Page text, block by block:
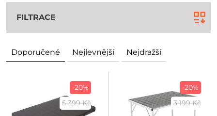
FILTRACE
Doporučené Nejlevnější Nejdražší
-20%
5 399 Kč
-20%
3 199 Kč